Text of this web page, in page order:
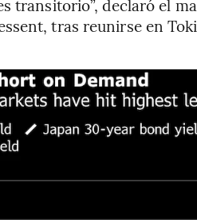
transitorio”, declaró el
tras reunirse en